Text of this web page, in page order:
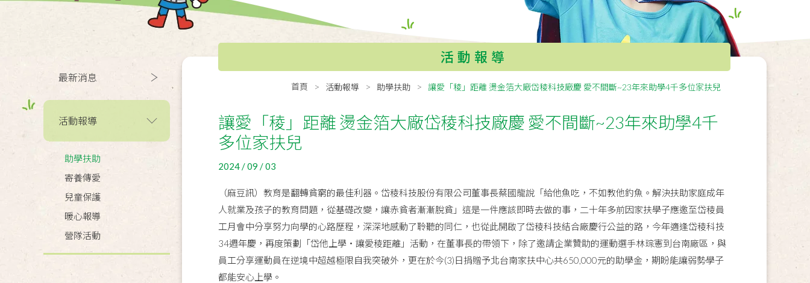
最新消息
活動報導
助學扶助
寄養傳愛
兒童保護
暖心報導
營隊活動
活動報導
首頁 活動報導 助學扶助 讓愛「稜」距離 燙金箔大廠岱稜科技廠慶 愛不間斷~23年來助學4千多位家扶兒
讓愛「稜」距離 燙金箔大廠岱稜科技廠慶 愛不間斷~23年來助學4千
多位家扶兒
2024 / 09 / 03
（麻豆訊）教育是翻轉貧窮的最佳利器。岱稜科技股份有限公司董事長蔡國龍說「給他魚吃，不如教他釣魚。解決扶助家庭成年
人就業及孩子的教育問題，從基礎改變，讓赤貧者漸漸脫貧」這是一件應該即時去做的事，二十年多前因家扶學子應邀至岱稜員
工月會中分享努力向學的心路歷程，深深地感動了聆聽的同仁，也從此開啟了岱稜科技結合廠慶行公益的路，今年適逢岱稜科技
34週年慶，再度策劃「岱他上學‧讓愛稜距離」活動，在董事長的帶領下，除了邀請企業贊助的運動選手林琮憲到台南廠區，與
員工分享運動員在逆境中超越極限自我突破外，更在於今(3)日捐贈予北台南家扶中心共650,000元的助學金，期盼能讓弱勢學子
都能安心上學。